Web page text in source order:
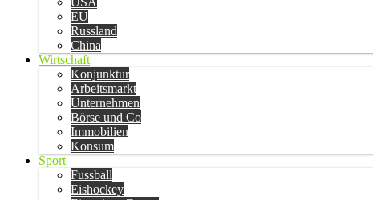
EU
Russland
China
Wirtschaft
Konjunktur
Arbeitsmarkt
Unternehmen
Börse und Co
Immobilien
Konsum
Sport
Fussball
Eishockey